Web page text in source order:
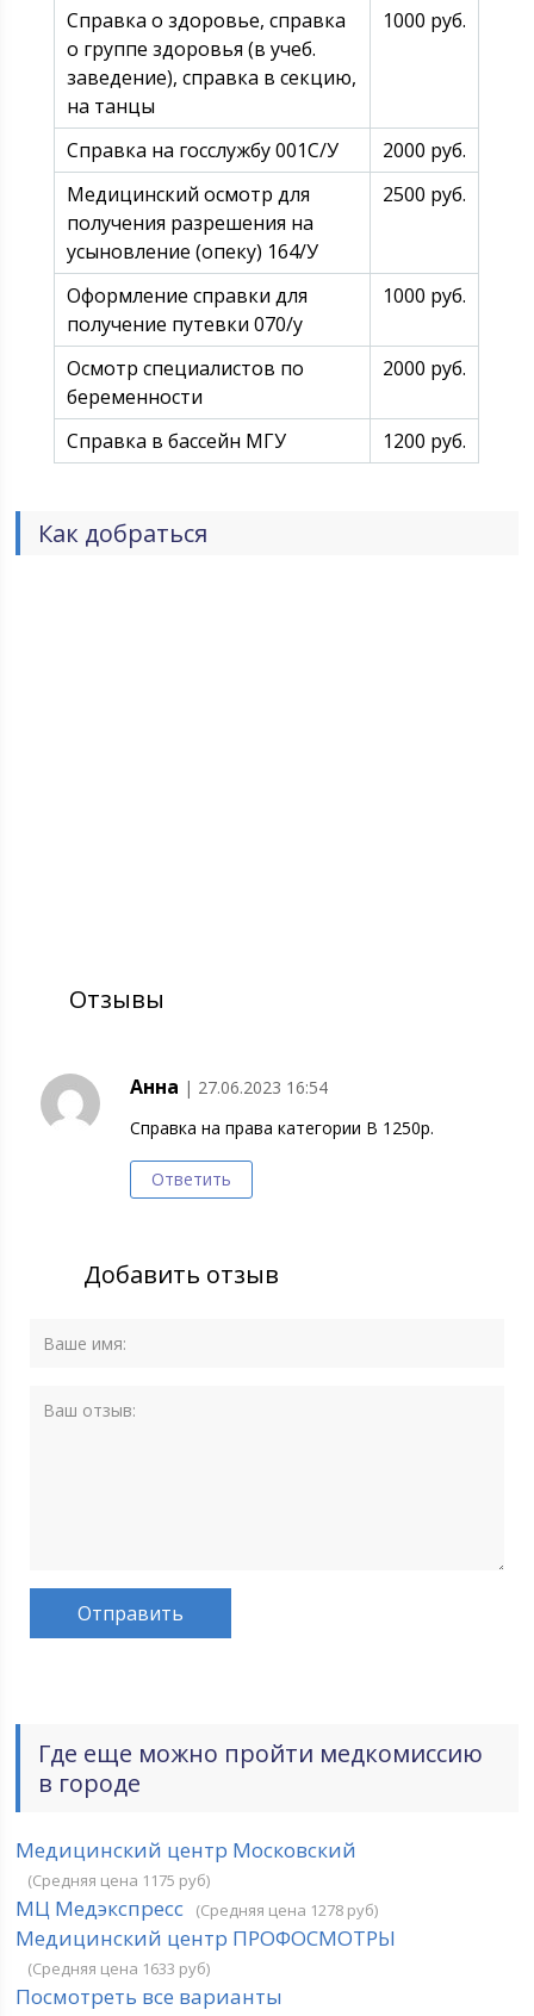
Справка о здоровье, справка
о группе здоровья (в учеб.
заведение), справка в секцию,
на танцы
1000 руб.
Справка на госслужбу 001С/У
2000 руб.
Медицинский осмотр для
получения разрешения на
усыновление (опеку) 164/У
2500 руб.
Оформление справки для
получение путевки 070/у
1000 руб.
Осмотр специалистов по
беременности
2000 руб.
Справка в бассейн МГУ 1200 руб.
Как добраться
Отзывы
Анна | 27.06.2023 16:54
Справка на права категории В 1250р.
Ответить
Добавить отзыв
Где еще можно пройти медкомиссию
в городе
Медицинский центр Московский
(Средняя цена 1175 руб)
МЦ Медэкспресс (Средняя цена 1278 руб)
Медицинский центр ПРОФОСМОТРЫ
(Средняя цена 1633 руб)
Посмотреть все варианты